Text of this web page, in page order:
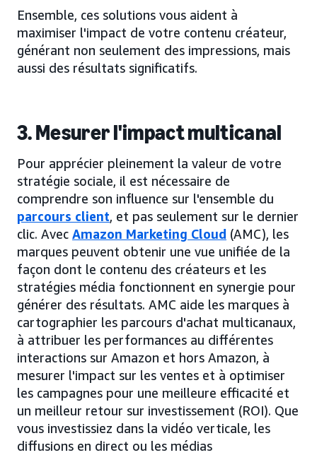
Ensemble, ces solutions vous aident à
maximiser l'impact de votre contenu créateur,
générant non seulement des impressions, mais
aussi des résultats significatifs.
3. Mesurer l'impact multicanal
Pour apprécier pleinement la valeur de votre
stratégie sociale, il est nécessaire de
comprendre son influence sur l'ensemble du
parcours client, et pas seulement sur le dernier
clic. Avec Amazon Marketing Cloud (AMC), les
marques peuvent obtenir une vue unifiée de la
façon dont le contenu des créateurs et les
stratégies média fonctionnent en synergie pour
générer des résultats. AMC aide les marques à
cartographier les parcours d'achat multicanaux,
à attribuer les performances au différentes
interactions sur Amazon et hors Amazon, à
mesurer l'impact sur les ventes et à optimiser
les campagnes pour une meilleure efficacité et
un meilleur retour sur investissement (ROI). Que
vous investissiez dans la vidéo verticale, les
diffusions en direct ou les médias